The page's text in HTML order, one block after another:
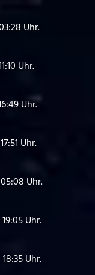
Uhr.
Uhr.
Uhr.
Uhr.
Uhr.
Uhr.
Uhr.